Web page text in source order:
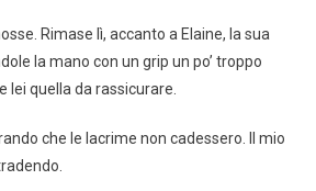
Rimase lì, accanto a Elaine, la sua
la mano con un grip un po’ troppo
lei quella da rassicurare.
che le lacrime non cadessero. Il mio